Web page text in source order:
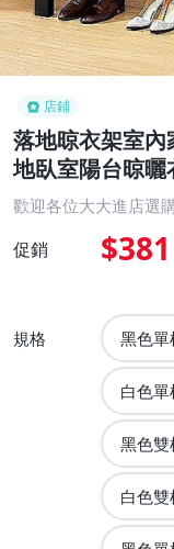
店鋪
落地晾衣架室
地臥室陽台晾
歡迎各位大大進店選
促銷
規格 黑色
白色
黑色
白色